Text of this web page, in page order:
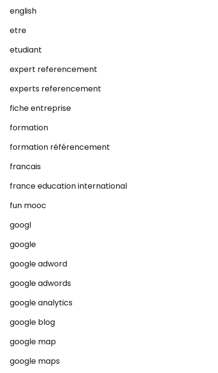
english
etre
etudiant
expert referencement
experts referencement
fiche entreprise
formation
formation référencement
francais
france education international
fun mooc
googl
google
google adword
google adwords
google analytics
google blog
google map
google maps